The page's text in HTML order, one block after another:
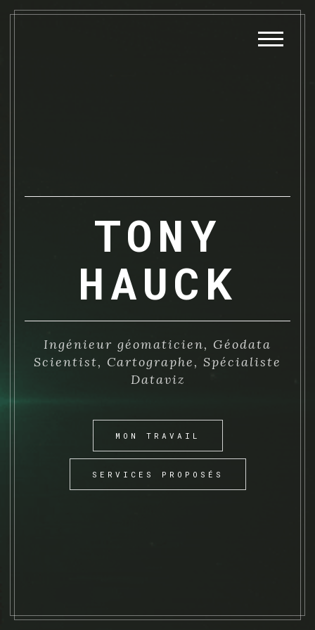
PAGE PRINCIPALE
SERVICES PROPOSÉS
PORTFOLIO
CONTACT
TONY
HAUCK
Ingénieur géomaticien, Géodata
Scientist, Cartographe, Spécialiste
Dataviz
MON TRAVAIL
SERVICES PROPOSÉS